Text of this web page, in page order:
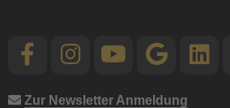
Zur Newsletter Anmeldung